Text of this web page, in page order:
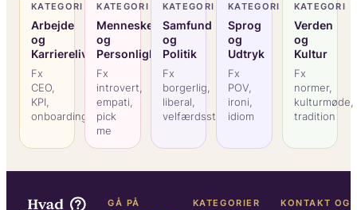
KATEGORI
Arbejde
og
Karriereliv
Fx
CEO,
KPI,
onboarding
KATEGORI
Mennesker
og
Personlighed
Fx
introvert,
empati,
pick
me
KATEGORI
Samfund
og
Politik
Fx
borgerlig,
liberal,
velfærdsstat
KATEGORI
Sprog
og
Udtryk
Fx
POV,
ironi,
idiom
KATEGORI
Verden
og
Kultur
Fx
normer,
kulturmøde,
tradition
GÅ PÅ
KATEGORIER
KONTAKT OG